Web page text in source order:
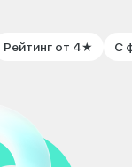
Рейтинг от 4★ С